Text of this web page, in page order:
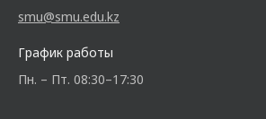
smu@smu.edu.kz
График работы
Пн. – Пт. 08:30–17:30